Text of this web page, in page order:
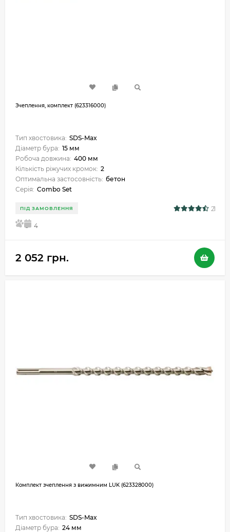
Зчеплення, комплект (623316000)
Тип хвостовика: SDS-Max
Діаметр бура: 15 мм
Робоча довжина: 400 мм
Кількість ріжучих кромок: 2
Оптимальна застосовність: бетон
Серія: Combo Set
ПІД ЗАМОВЛЕННЯ 21
5 4
2 052 грн.
Комплект зчеплення з вижимним LUK (623328000)
Тип хвостовика: SDS-Max
Діаметр бура: 24 мм